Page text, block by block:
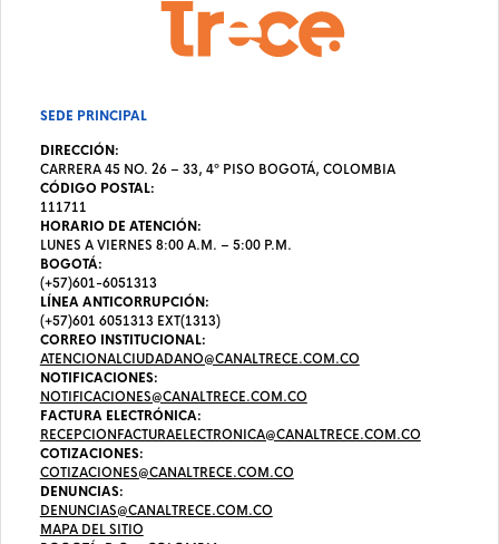
SEDE PRINCIPAL
DIRECCIÓN:
CARRERA 45 NO. 26 – 33, 4º PISO BOGOTÁ, COLOMBIA
CÓDIGO POSTAL:
111711
HORARIO DE ATENCIÓN:
LUNES A VIERNES 8:00 A.M. – 5:00 P.M.
BOGOTÁ:
(+57)601-6051313
LÍNEA ANTICORRUPCIÓN:
(+57)601 6051313 EXT(1313)
CORREO INSTITUCIONAL:
ATENCIONALCIUDADANO@CANALTRECE.COM.CO
NOTIFICACIONES:
NOTIFICACIONES@CANALTRECE.COM.CO
FACTURA ELECTRÓNICA:
RECEPCIONFACTURAELECTRONICA@CANALTRECE.COM.CO
COTIZACIONES:
COTIZACIONES@CANALTRECE.COM.CO
DENUNCIAS:
DENUNCIAS@CANALTRECE.COM.CO
MAPA DEL SITIO